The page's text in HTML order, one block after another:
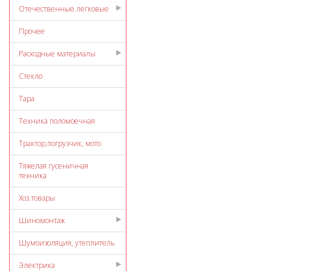
Отечественные легковые
Прочее
Расходные материалы
Стекло
Тара
Техника поломоечная
Трактор,погрузчик, мото
Тяжелая гусеничная
техника
Хоз.товары
Шиномонтаж
Шумоизоляция, утеплитель
Электрика